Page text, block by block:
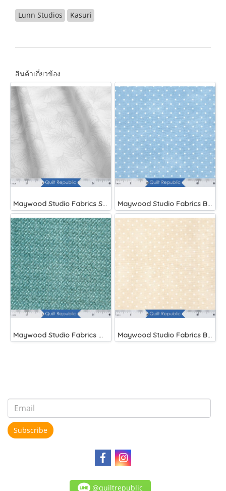
Lunn Studios Kasuri
สินค้าเกี่ยวข้อง
Maywood Studio Fabrics Solitaire Whites Maywood Studio Fabrics Beautiful Basics Blue
Maywood Studio Fabrics Woolies Flannel Green Maywood Studio Fabrics Beautiful Basics Cream
Subscribe
@quiltrepublic